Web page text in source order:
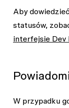
Aby
statusów,
interfejsie Dev
W przypadku